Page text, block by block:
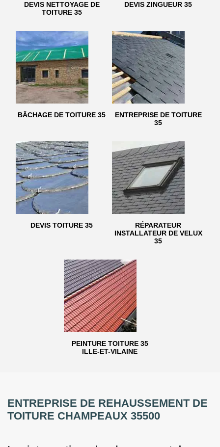
DEVIS NETTOYAGE DE
TOITURE 35
DEVIS ZINGUEUR 35
BÂCHAGE DE TOITURE 35
ENTREPRISE DE TOITURE
35
DEVIS TOITURE 35
RÉPARATEUR
INSTALLATEUR DE VELUX
35
PEINTURE TOITURE 35
ILLE-ET-VILAINE
ENTREPRISE DE REHAUSSEMENT DE
TOITURE CHAMPEAUX 35500